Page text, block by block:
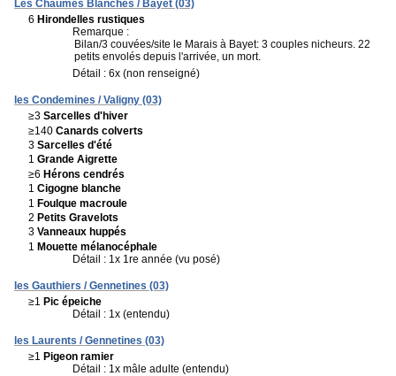
Les Chaumes Blanches / Bayet (03)
6 Hirondelles rustiques
Remarque :
Bilan/3 couvées/site le Marais à Bayet: 3 couples nicheurs. 22
petits envolés depuis l'arrivée, un mort.
Détail : 6x (non renseigné)
les Condemines / Valigny (03)
≥3 Sarcelles d'hiver
≥140 Canards colverts
3 Sarcelles d'été
1 Grande Aigrette
≥6 Hérons cendrés
1 Cigogne blanche
1 Foulque macroule
2 Petits Gravelots
3 Vanneaux huppés
1 Mouette mélanocéphale
Détail : 1x 1re année (vu posé)
les Gauthiers / Gennetines (03)
≥1 Pic épeiche
Détail : 1x (entendu)
les Laurents / Gennetines (03)
≥1 Pigeon ramier
Détail : 1x mâle adulte (entendu)